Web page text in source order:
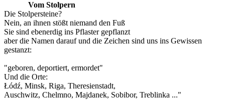
Vom Stolpern
Die Stolpersteine?
Nein, an ihnen stößt niemand den Fuß
Sie sind ebenerdig ins Pflaster gepflanzt
aber die Namen darauf und die Zeichen sind uns ins Gewissen
gestanzt:
"geboren, deportiert, ermordet"
Und die Orte:
Łódź, Minsk, Riga, Theresienstadt,
Auschwitz, Chelmno, Majdanek, Sobibor, Treblinka ..."